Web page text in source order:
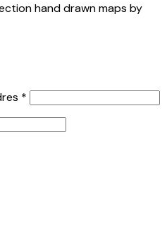
hand drawn maps by
*